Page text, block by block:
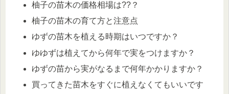
柚子の苗木の価格相場は??？
柚子の苗木の育て方と注意点
ゆずの苗木を植える時期はいつですか？
ゆゆずは植えてから何年で実をつけますか？
ゆずの苗から実がなるまで何年かかりますか？
買ってきた苗木をすぐに植えなくてもいいです